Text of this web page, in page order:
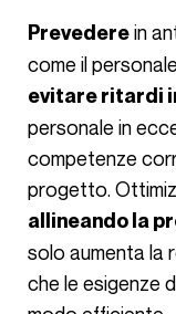
Prevederein
come il
evitare ritardi
personale in
competenze
progetto.
allineando la
solo aumenta la
che le esigenze